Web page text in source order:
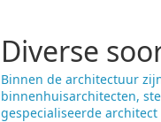
Diverse
Binnen de architectuur
binnenhuisarchitecten,
gespecialiseerde